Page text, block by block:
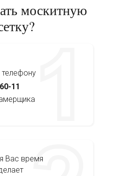
москитную
телефону
Вас время
11